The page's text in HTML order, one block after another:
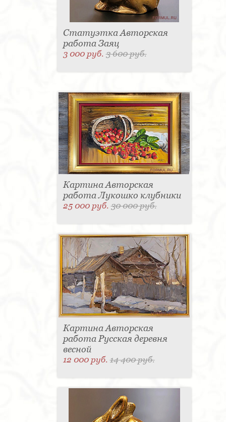
Статуэтка Авторская
работа Заяц
3 000 руб.3 600 руб.
Картина Авторская
работа Лукошко клубники
25 000 руб.30 000 руб.
Картина Авторская
работа Русская деревня
весной
12 000 руб.14 400 руб.